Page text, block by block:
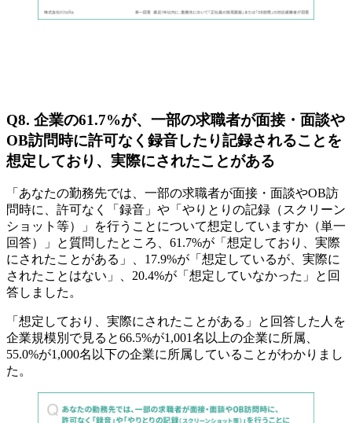
Q8. 企業の61.7%が、一部の求職者が面接・面談や
OB訪問時に許可なく録音したり記録されることを
想定しており、実際にされたことがある
「あなたの勤務先では、一部の求職者が面接・面談やOB訪
問時に、許可なく「録音」や「やりとりの記録（スクリーン
ショット等）」を行うことについて想定していますか（単一
回答）」と質問したところ、61.7%が「想定しており、実際
にされたことがある」、17.9%が「想定しているが、実際に
されたことはない」、20.4%が「想定していなかった」と回
答しました。
「想定しており、実際にされたことがある」と回答した人を
企業規模別で見ると66.5%が1,001名以上の企業に所属、
55.0%が1,000名以下の企業に所属していることがわかりまし
た。